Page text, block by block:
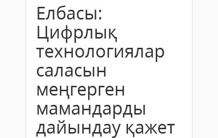
Елбасы:
Цифрлық
технологиялар
саласын
меңгерген
мамандарды
дайындау қажет